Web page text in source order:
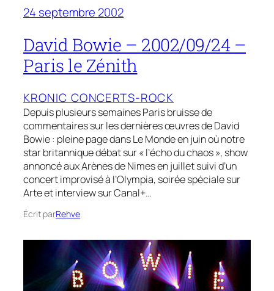
24 septembre 2002
David Bowie – 2002/09/24 –
Paris le Zénith
KRONIC CONCERTS-ROCK
Depuis plusieurs semaines Paris bruisse de
commentaires sur les dernières œuvres de David
Bowie : pleine page dans Le Monde en juin où notre
star britannique débat sur « l’écho du chaos », show
annoncé aux Arènes de Nimes en juillet suivi d’un
concert improvisé à l’Olympia, soirée spéciale sur
Arte et interview sur Canal+…
Écrit parRehve